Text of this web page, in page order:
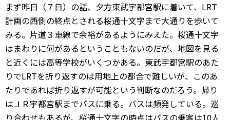
まず昨日（７日）の話、夕方東武宇都宮駅に着いて、LRT
計画の西側の終点とされる桜通十文字まで大通りを歩いて
みる。片道３車線で余裕があるようにみえた。桜通十文字
はまわりに何があるということもないのだが、地図を見る
と近くには高等学校がいくつかある。東武宇都宮駅のあた
りでLRTを折り返すのは用地上の都合で難しいが、このあ
たりであれば折り返すが可能という判断なのだろう。帰り
はＪＲ宇都宮駅までバスに乗る。バスは頻発している。巡
り合わせもあるが、桜通十文字の時点はバスの乗客は10人